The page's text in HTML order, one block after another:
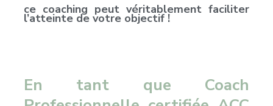
ce coaching peut véritablement faciliter
l’atteinte de votre objectif !
En tant que Coach